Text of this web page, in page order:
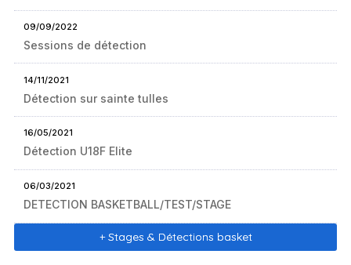
09/09/2022
Sessions de détection
14/11/2021
Détection sur sainte tulles
16/05/2021
Détection U18F Elite
06/03/2021
DETECTION BASKETBALL/TEST/STAGE
+ Stages & Détections basket